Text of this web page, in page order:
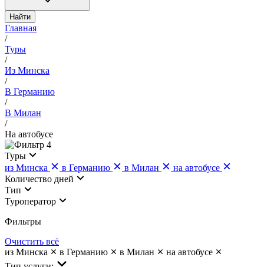
Найти
Главная
/
Туры
/
Из Минска
/
В Германию
/
В Милан
/
На автобусе
4
Туры
из Минска
в Германию в Милан
на автобусе
Количество дней
Тип
Туроператор
Фильтры
Очистить всё
из Минска
в Германию в Милан
на автобусе